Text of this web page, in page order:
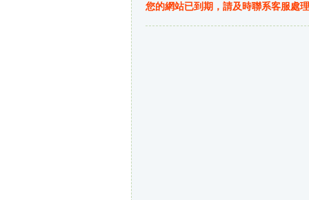
您的網站已到期，請及時聯系客服處理